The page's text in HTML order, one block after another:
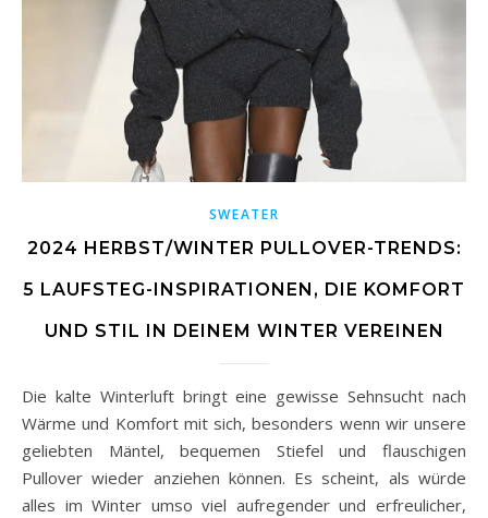
SWEATER
2024 HERBST/WINTER PULLOVER-TRENDS:
5 LAUFSTEG-INSPIRATIONEN, DIE KOMFORT
UND STIL IN DEINEM WINTER VEREINEN
Die kalte Winterluft bringt eine gewisse Sehnsucht nach
Wärme und Komfort mit sich, besonders wenn wir unsere
geliebten Mäntel, bequemen Stiefel und flauschigen
Pullover wieder anziehen können. Es scheint, als würde
alles im Winter umso viel aufregender und erfreulicher,